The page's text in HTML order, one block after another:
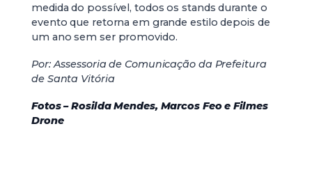
medida do possível, todos os stands durante o
evento que retorna em grande estilo depois de
um ano sem ser promovido.
Por: Assessoria de Comunicação da Prefeitura
de Santa Vitória
Fotos – Rosilda Mendes, Marcos Feo e Filmes
Drone